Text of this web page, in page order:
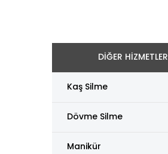
DİĞER HİZMETLER
Kaş Silme
Dövme Silme
Manikür